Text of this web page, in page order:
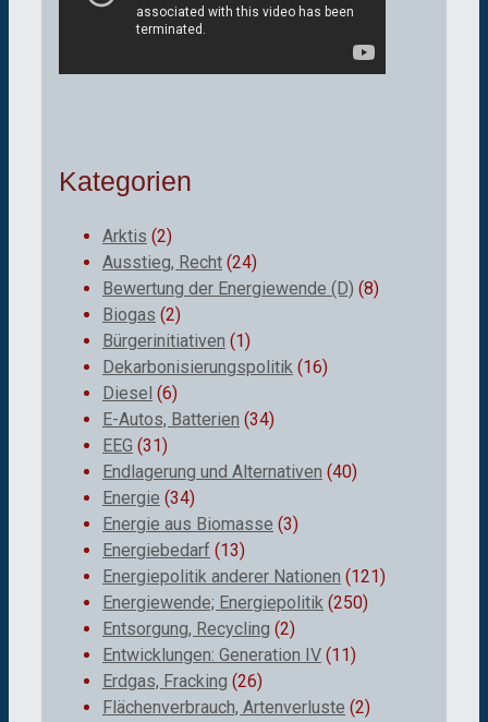
Kategorien
Arktis (2)
Ausstieg, Recht (24)
Bewertung der Energiewende (D) (8)
Biogas (2)
Bürgerinitiativen (1)
Dekarbonisierungspolitik (16)
Diesel (6)
E-Autos, Batterien (34)
EEG (31)
Endlagerung und Alternativen (40)
Energie (34)
Energie aus Biomasse (3)
Energiebedarf (13)
Energiepolitik anderer Nationen (121)
Energiewende; Energiepolitik (250)
Entsorgung, Recycling (2)
Entwicklungen: Generation IV (11)
Erdgas, Fracking (26)
Flächenverbrauch, Artenverluste (2)